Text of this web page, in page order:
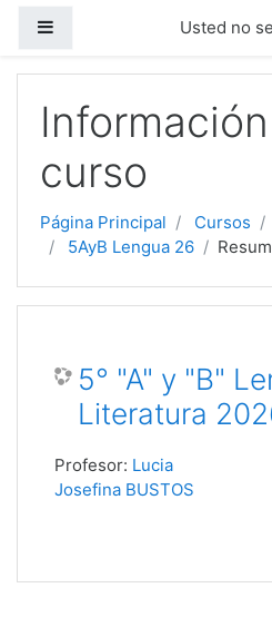
Usted no
curso
Página Principal Cursos
5AyB Lengua 26
5° "A" y "B"
Literatura
Profesor: Lucia
Josefina BUSTOS